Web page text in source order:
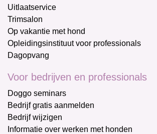
Uitlaatservice
Trimsalon
Op vakantie met hond
Opleidingsinstituut voor professionals
Dagopvang
Voor bedrijven en professionals
Doggo seminars
Bedrijf gratis aanmelden
Bedrijf wijzigen
Informatie over werken met honden